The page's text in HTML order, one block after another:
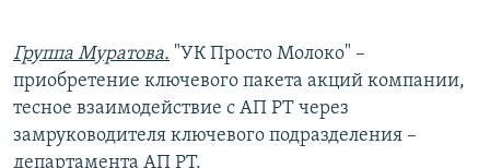
Группа Муратова. "УК Просто Молоко" –
приобретение ключевого пакета акций компании,
тесное взаимодействие с АП РТ через
замруководителя ключевого подразделения –
департамента АП РТ.